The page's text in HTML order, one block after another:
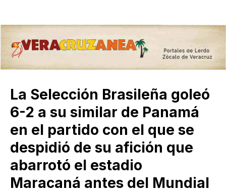
La Selección Brasileña goleó
6-2 a su similar de Panamá
en el partido con el que se
despidió de su afición que
abarrotó el estadio
Maracaná antes del Mundial